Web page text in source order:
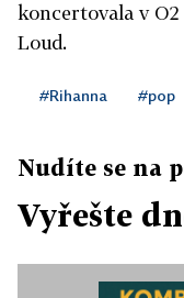
koncertovala v
Loud.
#Rihanna #pop
Nudíte se na
Vyřešte